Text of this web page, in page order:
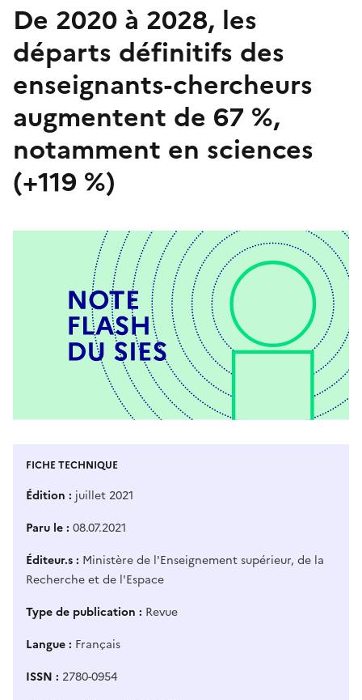
De 2020 à 2028, les
départs définitifs des
enseignants-chercheurs
augmentent de 67 %,
notamment en sciences
(+119 %)
FICHE TECHNIQUE
Édition
juillet 2021
Paru le 08.07.2021
Éditeur.s
Ministère de l'Enseignement supérieur, de la
Recherche et de l'Espace
Type de publication
Revue
Langue
Français
ISSN
2780-0954